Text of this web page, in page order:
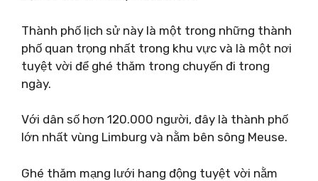
Thành phố lịch sử này là một trong những thành
phố quan trọng nhất trong khu vực và là một nơi
tuyệt vời để ghé thăm trong chuyến đi trong
ngày.
Với dân số hơn 120.000 người, đây là thành phố
lớn nhất vùng Limburg và nằm bên sông Meuse.
Ghé thăm mạng lưới hang động tuyệt vời nằm